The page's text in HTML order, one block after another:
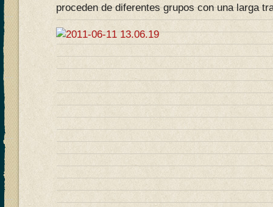
proceden de diferentes grupos con una larga